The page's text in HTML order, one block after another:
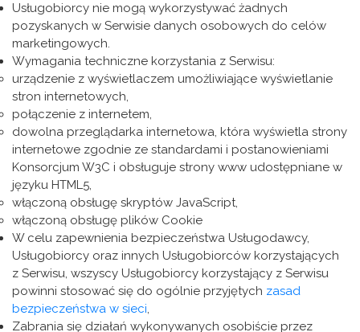
Usługobiorcy nie mogą wykorzystywać żadnych
pozyskanych w Serwisie danych osobowych do celów
marketingowych.
Wymagania techniczne korzystania z Serwisu:
urządzenie z wyświetlaczem umożliwiające wyświetlanie
stron internetowych,
połączenie z internetem,
dowolna przeglądarka internetowa, która wyświetla strony
internetowe zgodnie ze standardami i postanowieniami
Konsorcjum W3C i obsługuje strony www udostępniane w
języku HTML5,
włączoną obsługę skryptów JavaScript,
włączoną obsługę plików Cookie
W celu zapewnienia bezpieczeństwa Usługodawcy,
Usługobiorcy oraz innych Usługobiorców korzystających
z Serwisu, wszyscy Usługobiorcy korzystający z Serwisu
powinni stosować się do ogólnie przyjętych zasad
bezpieczeństwa w sieci,
Zabrania się działań wykonywanych osobiście przez